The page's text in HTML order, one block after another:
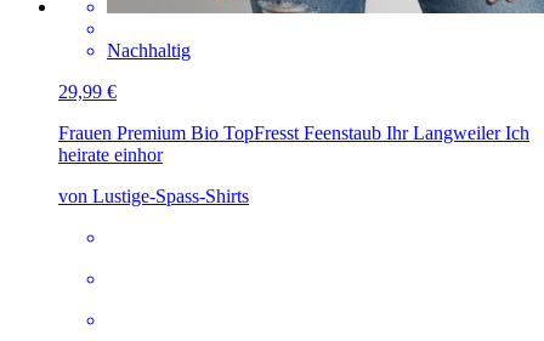
Nachhaltig
29,99 €
Frauen Premium Bio TopFresst Feenstaub Ihr Langweiler Ich
heirate einhor
von Lustige-Spass-Shirts